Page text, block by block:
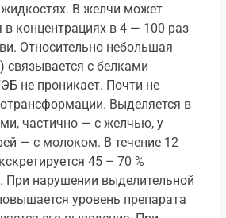
В желчи может
в концентрациях в 4 — 100 раз
Относительно небольшая
связывается с белками
не проникает. Почти не
Выделяется в
частично — с желчью, у
— с молоком. В течение 12
45 – 70 %
При нарушении выделительной
уровень препарата